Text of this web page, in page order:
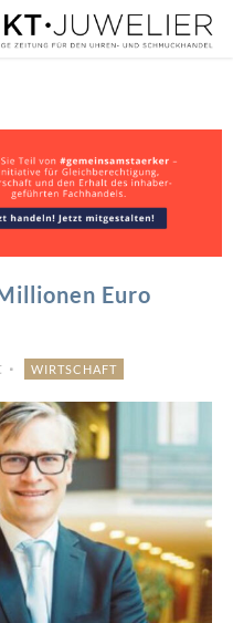
Euro
WIRTSCHAFT